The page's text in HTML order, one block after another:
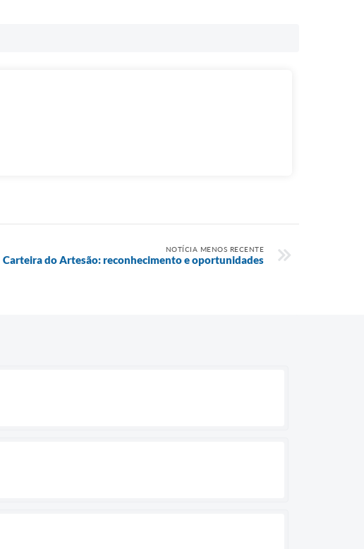
NOTÍCIA MENOS RECENTE
Carteira do Artesão: reconhecimento e oportunidades